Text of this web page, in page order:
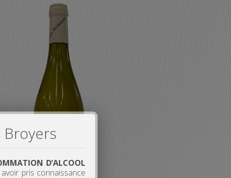
D’ALCOOL
pris connaissance